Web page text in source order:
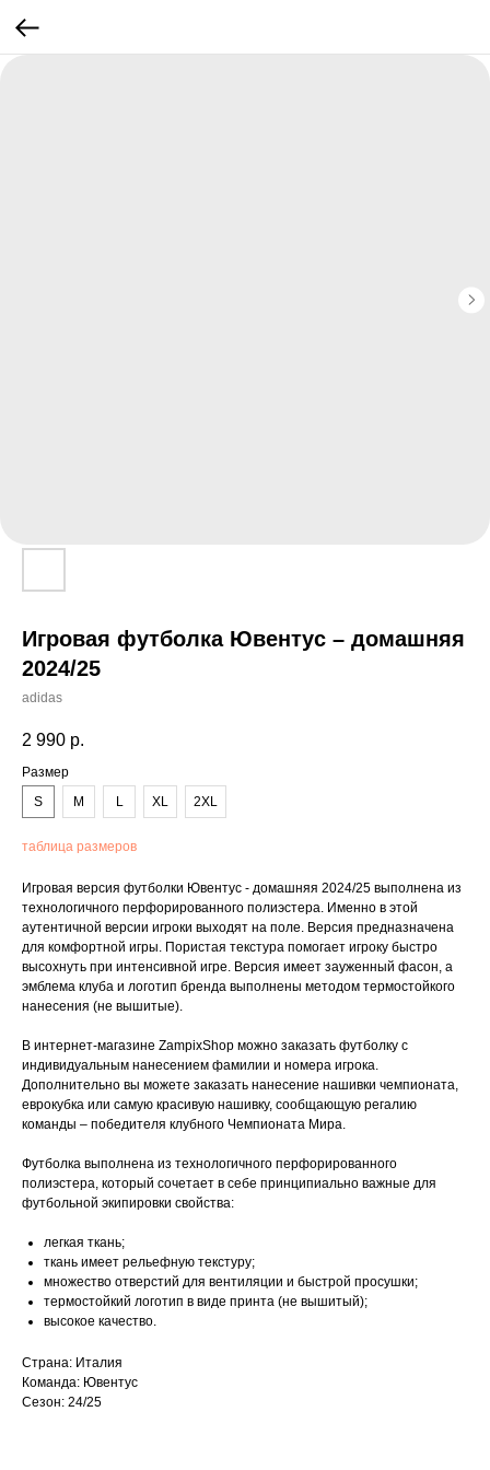
Игровая футболка Ювентус – домашняя
2024/25
adidas
2 990 р.
Размер
S
M L XL 2XL
таблица размеров
Игровая версия футболки Ювентус - домашняя 2024/25 выполнена из
технологичного перфорированного полиэстера. Именно в этой
аутентичной версии игроки выходят на поле. Версия предназначена
для комфортной игры. Пористая текстура помогает игроку быстро
высохнуть при интенсивной игре. Версия имеет зауженный фасон, а
эмблема клуба и логотип бренда выполнены методом термостойкого
нанесения (не вышитые).
В интернет-магазине ZampixShop можно заказать футболку с
индивидуальным нанесением фамилии и номера игрока.
Дополнительно вы можете заказать нанесение нашивки чемпионата,
еврокубка или самую красивую нашивку, сообщающую регалию
команды – победителя клубного Чемпионата Мира.
Футболка выполнена из технологичного перфорированного
полиэстера, который сочетает в себе принципиально важные для
футбольной экипировки свойства:
легкая ткань;
ткань имеет рельефную текстуру;
множество отверстий для вентиляции и быстрой просушки;
термостойкий логотип в виде принта (не вышитый);
высокое качество.
Страна: Италия
Команда: Ювентус
Сезон: 24/25